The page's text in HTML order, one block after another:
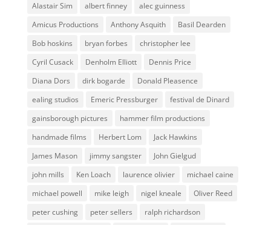
Alastair Sim albert finney
alec guinness
Amicus Productions
Anthony Asquith
Basil Dearden
Bob hoskins
bryan forbes
christopher lee
Cyril Cusack
Denholm Elliott
Dennis Price
Diana Dors
dirk bogarde
Donald Pleasence
ealing studios
Emeric Pressburger
festival de Dinard
gainsborough pictures
hammer film productions
handmade films
Herbert Lom
Jack Hawkins
James Mason
jimmy sangster
John Gielgud
john mills
Ken Loach laurence olivier
michael caine
michael powell
mike leigh nigel kneale
Oliver Reed
peter cushing
peter sellers
ralph richardson